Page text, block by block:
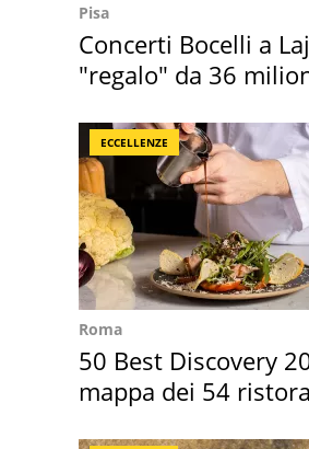
Pisa
Concerti Bocelli a
"regalo" da 36
ECCELLENZE
Roma
50 Best Discovery
mappa dei 54